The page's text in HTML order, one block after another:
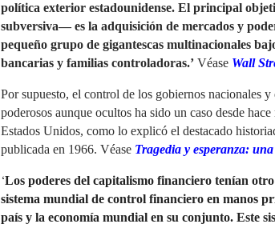
política exterior estadounidense. El principal
subversiva— es la adquisición de mercados y
pequeño grupo de gigantescas multinacionales
bancarias y familias controladoras.’ Véase Wall
Por supuesto, el control de los gobiernos nacionales
poderosos aunque ocultos ha sido un caso desde
Estados Unidos, como lo explicó el destacado
publicada en 1966. Véase Tragedia y esperanza:
‘Los poderes del capitalismo financiero tenían
sistema mundial de control financiero en manos
país y la economía mundial en su conjunto. Este